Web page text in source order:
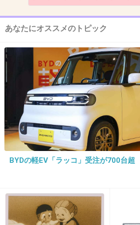
11. 匿名2026/07/08(水) 11:34:35
義母もね良かれと思って食べ
けど、誰も食べないから、そ
夫が食べへんって断ったらや
い
1件の返信
12. 匿名2026/07/08(水) 11:35:49
親切な自分に酔ってるタイプ
も無駄だから、わざとらしい
で大丈夫です〜を連呼
あなたにオススメのトピック
BYDの軽EV「ラッコ」受注が700台